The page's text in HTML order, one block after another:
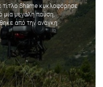
τίτλο Shame κυκλοφόρησε
μια μεγάλη παύση,
από την ανάγκη